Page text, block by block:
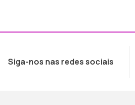
Siga-nos nas redes sociais